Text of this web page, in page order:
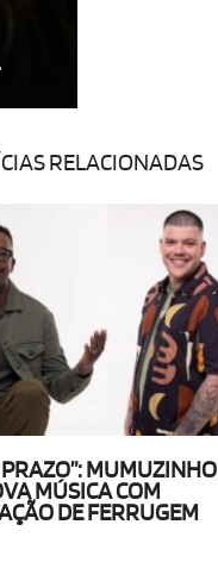
RELACIONADAS
PRAZO”: MUMUZINHO
MÚSICA COM
DE FERRUGEM